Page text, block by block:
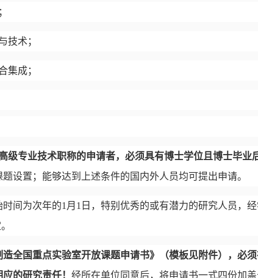
技术；
集成；
级专业技术职称的申请者，必须具有博士学位且博士毕业
设置；能够达到上述条件的国内外人员均可提出申请。
时间为次年的1 月 1 日，特别优秀的或有潜力的研究人员，
全国重点实验室开放课题申请书》（模板见附件），必
的研究责任！ 经所在单位同意后，将申请书一式四份加